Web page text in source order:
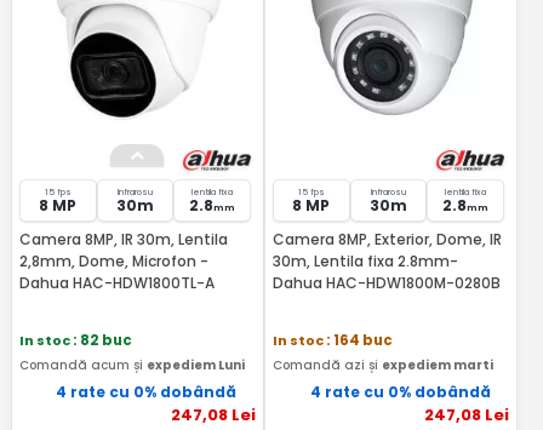
15 fps
8 MP
Infrarosu
30m
lentila fixa
2.8mm
Camera 8MP, IR 30m, Lentila
2,8mm, Dome, Microfon -
Dahua HAC-HDW1800TL-A
In stoc: 82 buc
Comandă acum și expediem Luni
4 rate cu 0% dobândă
247,08Lei
15 fps
8 MP
Infrarosu
30m
lentila fixa
2.8mm
Camera 8MP, Exterior, Dome, IR
30m, Lentila fixa 2.8mm-
Dahua HAC-HDW1800M-0280B
In stoc: 164 buc
Comandă azi și expediem marti
4 rate cu 0% dobândă
247,08 Lei